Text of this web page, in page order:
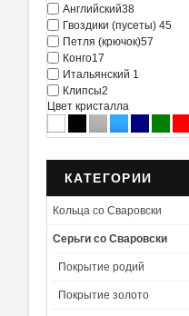
Английский38
Гвоздики (пусеты) 45
Петля (крючок)57
Конго17
Итальянский 1
Клипсы2
Цвет кристалла
КАТЕГОРИИ
Кольца со Сваровски
Серьги со Сваровски
Покрытие родий
Покрытие золото